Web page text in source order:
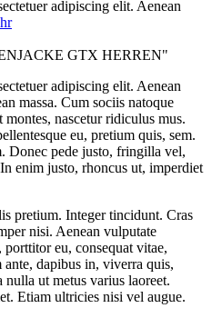
adipiscing elit. Aenean
GTX HERREN"
adipiscing elit. Aenean
massa. Cum sociis natoque
nascetur ridiculus mus.
eu, pretium quis, sem.
Donec pede justo, fringilla vel,
enim justo, rhoncus ut, imperdiet
pretium. Integer tincidunt. Cras
nisi. Aenean vulputate
eu, consequat vitae,
dapibus in, viverra quis,
ut metus varius laoreet.
Etiam ultricies nisi vel augue.